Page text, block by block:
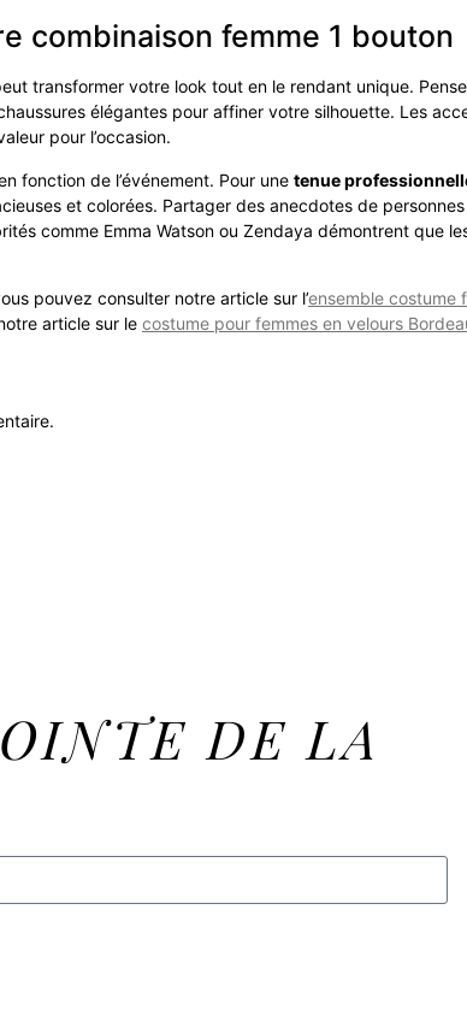
combinaison femme 1 bouton
transformer votre look tout en le rendant unique.
élégantes pour affiner votre silhouette. Les
pour l’occasion.
fonction de l’événement. Pour une tenue
et colorées. Partager des anecdotes de
comme Emma Watson ou Zendaya démontrent que
pouvez consulter notre article sur l’ensemble costume
article sur le costume pour femmes en velours
DE LA